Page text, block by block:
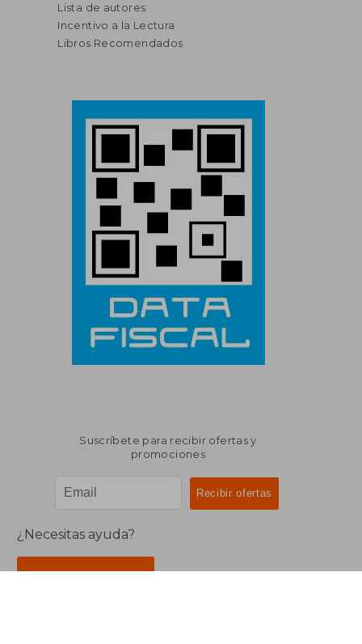
Lista de autores
Incentivo a la Lectura
Libros Recomendados
Suscríbete para recibir ofertas y
promociones
¿Necesitas ayuda?